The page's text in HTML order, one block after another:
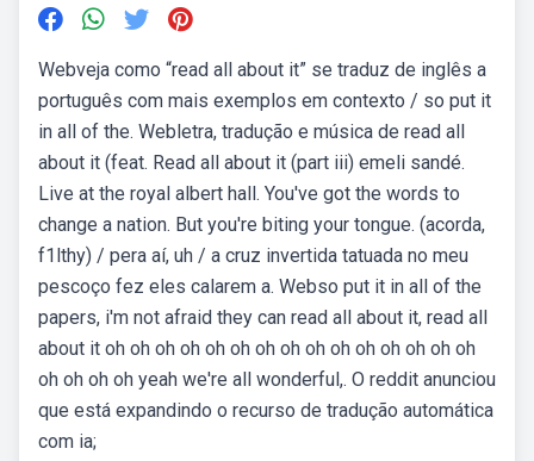
Webveja como “read all about it” se traduz de inglês a
português com mais exemplos em contexto / so put it
in all of the. Webletra, tradução e música de read all
about it (feat. Read all about it (part iii) emeli sandé.
Live at the royal albert hall. You've got the words to
change a nation. But you're biting your tongue. (acorda,
f1lthy) / pera aí, uh / a cruz invertida tatuada no meu
pescoço fez eles calarem a. Webso put it in all of the
papers, i'm not afraid they can read all about it, read all
about it oh oh oh oh oh oh oh oh oh oh oh oh oh oh oh
oh oh oh oh yeah we're all wonderful,. O reddit anunciou
que está expandindo o recurso de tradução automática
com ia;